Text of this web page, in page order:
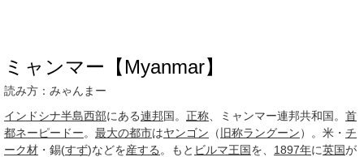
ミャンマー【Myanmar】
読み方：みゃんまー
インドシナ半島西部にある連邦国。 正称 、ミャンマー連邦共和国。 首
都ネーピードー。 最大の都市はヤンゴン （ 旧称ラングーン）。米・ チ
ーク材 ・錫(すず)などを産する 。もと ビルマ王国を、 1897年に英国が